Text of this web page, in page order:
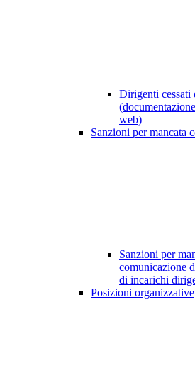
Dirigenti cessati
web)
Sanzioni per mancata
Sanzioni per
comunicazione
di incarichi
Posizioni organizzative